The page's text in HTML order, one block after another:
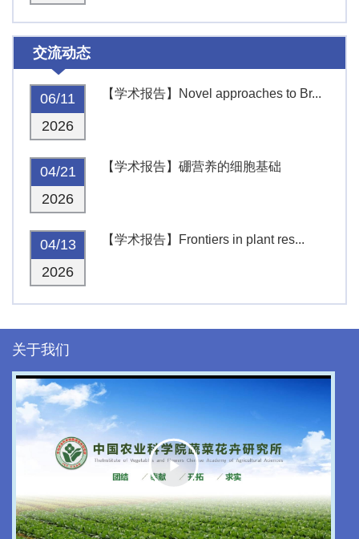
交流动态
06/11
2026
【学术报告】Novel approaches to Br...
04/21
2026
【学术报告】硼营养的细胞基础
04/13
2026
【学术报告】Frontiers in plant res...
关于我们
Play